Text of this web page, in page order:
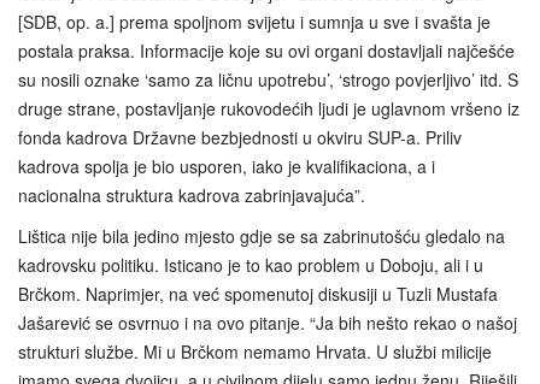
[SDB, op. a.] prema spoljnom svijetu i sumnja u sve i svašta je
postala praksa. Informacije koje su ovi organi dostavljali najčešće
su nosili oznake ‘samo za ličnu upotrebu’, ‘strogo povjerljivo’ itd. S
druge strane, postavljanje rukovodećih ljudi je uglavnom vršeno iz
fonda kadrova Državne bezbjednosti u okviru SUP-a. Priliv
kadrova spolja je bio usporen, iako je kvalifikaciona, a i
nacionalna struktura kadrova zabrinjavajuća”.
Lištica nije bila jedino mjesto gdje se sa zabrinutošću gledalo na
kadrovsku politiku. Isticano je to kao problem u Doboju, ali i u
Brčkom. Naprimjer, na već spomenutoj diskusiji u Tuzli Mustafa
Jašarević se osvrnuo i na ovo pitanje. “Ja bih nešto rekao o našoj
strukturi službe. Mi u Brčkom nemamo Hrvata. U službi milicije